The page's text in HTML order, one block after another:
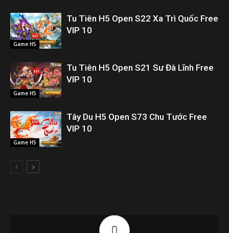
Game H5
Tu Tiên H5 Open S22 Xa Trì Quốc Free
VIP 10
Game H5
Tu Tiên H5 Open S21 Sư Đà Lĩnh Free
VIP 10
Game H5
Tây Du H5 Open S73 Chu Tước Free
VIP 10